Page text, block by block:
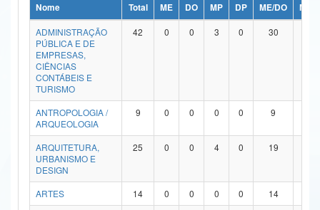
Ministério da Ciência, Tecnologia, Inovações e Comunicações
Ministério do Meio Ambiente
Ministério do Turismo
Ministério do Desenvolvimento Regional
Controladoria-Geral da União
Ministério da Mulher, da Família e dos Direitos Humanos
Nome Total ME DO MP DP ME/DO
MP/
ADMINISTRAÇÃO
PÚBLICA E DE
EMPRESAS,
CIÊNCIAS
CONTÁBEIS E
TURISMO
42 0 0 3 0 30
ANTROPOLOGIA /
ARQUEOLOGIA
9 0 0 0 0 9
ARQUITETURA,
URBANISMO E
DESIGN
25 0 0 4 0 19
ARTES 14 0 0 0 0 14